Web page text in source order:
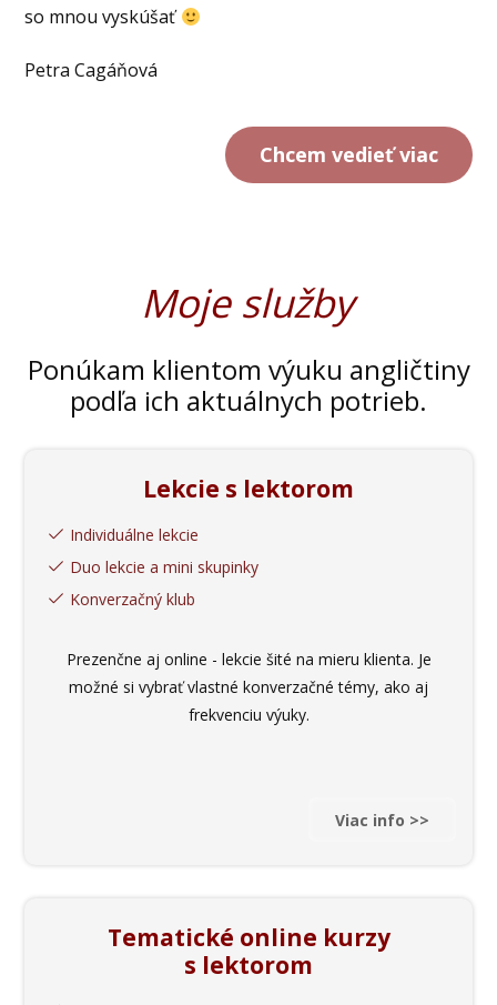
so mnou vyskúšať
Petra Cagáňová
Chcem vedieť viac
Moje služby
Ponúkam klientom výuku angličtiny
podľa ich aktuálnych potrieb.
Lekcie s lektorom
Individuálne lekcie
Duo lekcie a mini skupinky
Konverzačný klub
Prezenčne aj online - lekcie šité na mieru klienta. Je
možné si vybrať vlastné konverzačné témy, ako aj
frekvenciu výuky.
Viac info >>
Tematické online kurzy
s lektorom